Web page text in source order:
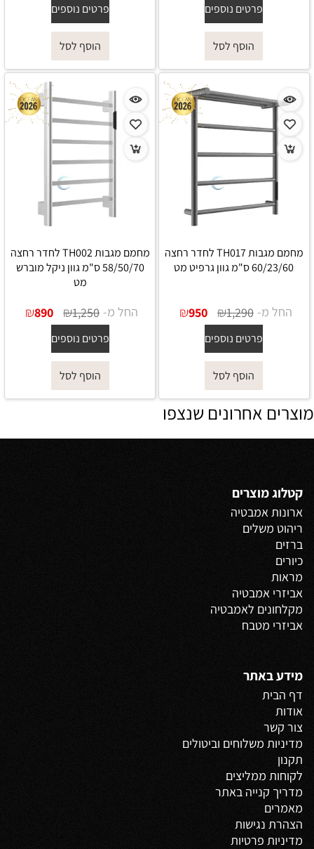
פרטים נוספים
הוסף לסל
פרטים נוספים
הוסף לסל
מחמם מגבות TH017 לחדר רחצה
60/23/60 ס"מ גוון גרפיט מט
החל מ- ₪1,290
₪950
פרטים נוספים
הוסף לסל
מחמם מגבות TH002 לחדר רחצה
58/50/70 ס"מ גוון ניקל מוברש
מט
החל מ- ₪1,250
₪890
פרטים נוספים
הוסף לסל
מוצרים אחרונים שנצפו
קטלוג מוצרים
ארונות אמבטיה
ריהוט משלים
ברזים
כיורים
מראות
אביזרי אמבטיה
מקלחונים לאמבטיה
אביזרי מטבח
מידע באתר
דף הבית
אודות
צור קשר
מדיניות משלוחים וביטולים
תקנון
לקוחות ממליצים
מדריך קנייה באתר
מאמרים
הצהרת נגישות
מדיניות פרטיות